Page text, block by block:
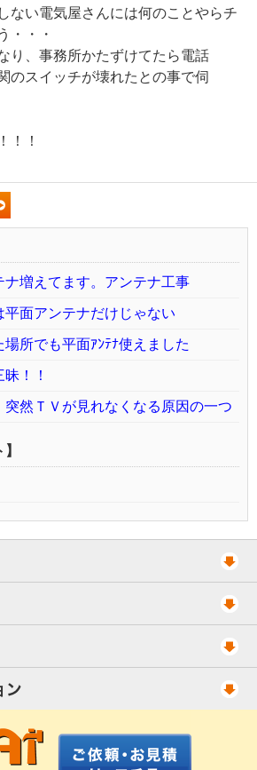
ない電気屋さんには何のことやらチ
・・・
り、事務所かたずけてたら電話
のスイッチが壊れたとの事で伺
！！
ナ増えてます。アンテナ工事
平面アンテナだけじゃない
所でも平面ｱﾝﾃﾅ使えました
！！
突然ＴＶが見れなくなる原因の一つ
料金
事・料金
ン